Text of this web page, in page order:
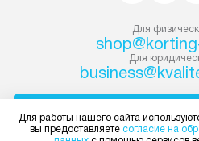
Для
Для
Для работы нашего сайта
вы предоставляете согласие на